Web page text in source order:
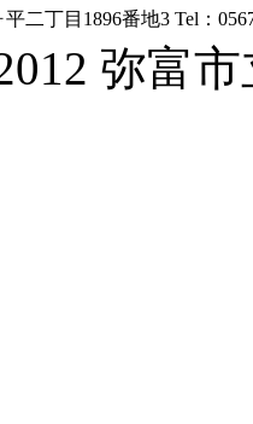
二丁目1896番地3 Tel：
弥富